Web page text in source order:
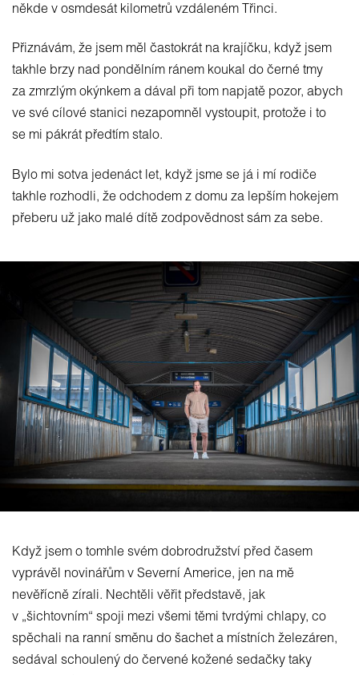
někde v osmdesát kilometrů vzdáleném Třinci.
Přiznávám, že jsem měl častokrát na krajíčku, když jsem
takhle brzy nad pondělním ránem koukal do černé tmy
za zmrzlým okýnkem a dával při tom napjatě pozor, abych
ve své cílové stanici nezapomněl vystoupit, protože i to
se mi pákrát předtím stalo.
Bylo mi sotva jedenáct let, když jsme se já i mí rodiče
takhle rozhodli, že odchodem z domu za lepším hokejem
přeberu už jako malé dítě zodpovědnost sám za sebe.
Když jsem o tomhle svém dobrodružství před časem
vyprávěl novinářům v Severní Americe, jen na mě
nevěřícně zírali. Nechtěli věřit představě, jak
v „šichtovním“ spoji mezi všemi těmi tvrdými chlapy, co
spěchali na ranní směnu do šachet a místních železáren,
sedával schoulený do červené kožené sedačky taky